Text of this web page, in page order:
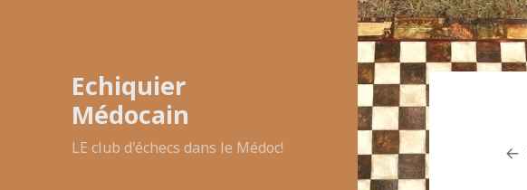
Echiquier
Médocain
LE club d'échecs dans le Médoc!